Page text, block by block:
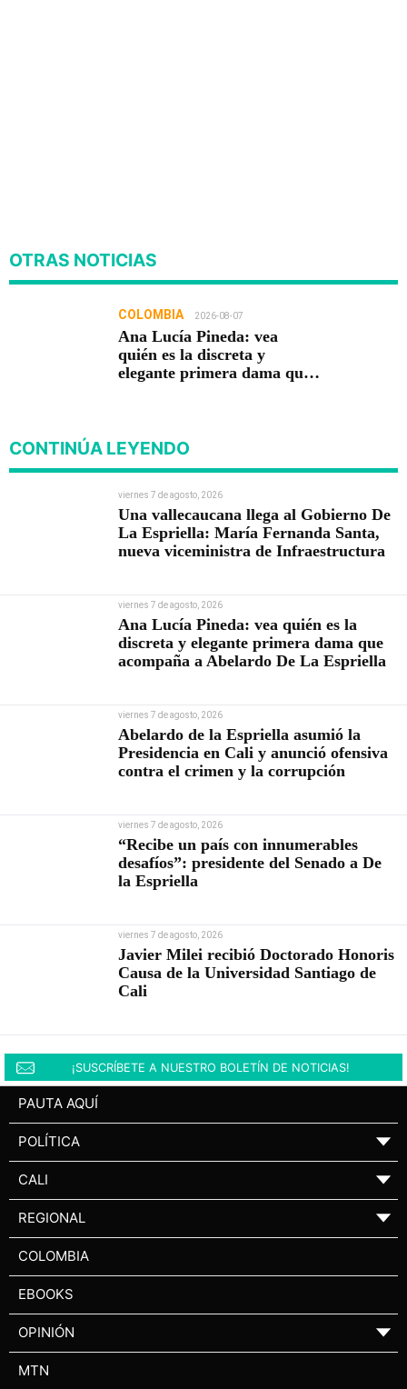
OTRAS NOTICIAS
COLOMBIA 2026-08-07
Ana Lucía Pineda: vea
quién es la discreta y
elegante primera dama que
CONTINÚA LEYENDO
viernes 7 de agosto, 2026
Una vallecaucana llega al Gobierno De
La Espriella: María Fernanda Santa,
nueva viceministra de Infraestructura
viernes 7 de agosto, 2026
Ana Lucía Pineda: vea quién es la
discreta y elegante primera dama que
acompaña a Abelardo De La Espriella
viernes 7 de agosto, 2026
Abelardo de la Espriella asumió la
Presidencia en Cali y anunció ofensiva
contra el crimen y la corrupción
viernes 7 de agosto, 2026
“Recibe un país con innumerables
desafíos”: presidente del Senado a De
la Espriella
viernes 7 de agosto, 2026
Javier Milei recibió Doctorado Honoris
Causa de la Universidad Santiago de
Cali
¡SUSCRÍBETE A NUESTRO BOLETÍN DE NOTICIAS!
PAUTA AQUÍ
POLÍTICA ▼
CALI ▼
REGIONAL ▼
COLOMBIA
EBOOKS
OPINIÓN ▼
MTN